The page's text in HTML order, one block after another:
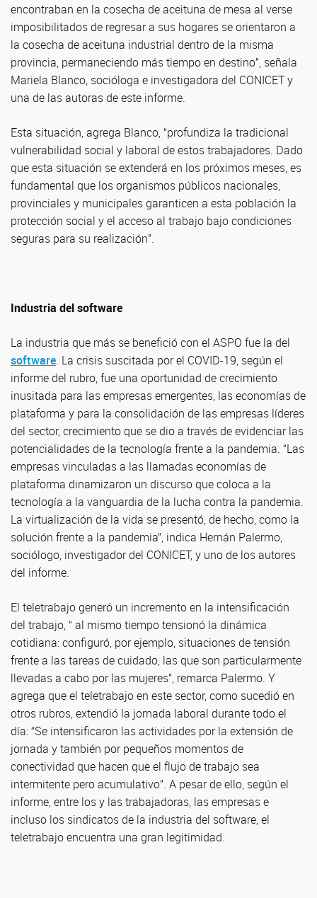
encontraban en la cosecha de aceituna de mesa al verse
imposibilitados de regresar a sus hogares se orientaron a
la cosecha de aceituna industrial dentro de la misma
provincia, permaneciendo más tiempo en destino”, señala
Mariela Blanco, socióloga e investigadora del CONICET y
una de las autoras de este informe.
Esta situación, agrega Blanco, “profundiza la tradicional
vulnerabilidad social y laboral de estos trabajadores. Dado
que esta situación se extenderá en los próximos meses, es
fundamental que los organismos públicos nacionales,
provinciales y municipales garanticen a esta población la
protección social y el acceso al trabajo bajo condiciones
seguras para su realización”.
Industria del software
La industria que más se benefició con el ASPO fue la del
software. La crisis suscitada por el COVID-19, según el
informe del rubro, fue una oportunidad de crecimiento
inusitada para las empresas emergentes, las economías de
plataforma y para la consolidación de las empresas líderes
del sector, crecimiento que se dio a través de evidenciar las
potencialidades de la tecnología frente a la pandemia. “Las
empresas vinculadas a las llamadas economías de
plataforma dinamizaron un discurso que coloca a la
tecnología a la vanguardia de la lucha contra la pandemia.
La virtualización de la vida se presentó, de hecho, como la
solución frente a la pandemia”, indica Hernán Palermo,
sociólogo, investigador del CONICET, y uno de los autores
del informe.
El teletrabajo generó un incremento en la intensificación
del trabajo, “ al mismo tiempo tensionó la dinámica
cotidiana: configuró, por ejemplo, situaciones de tensión
frente a las tareas de cuidado, las que son particularmente
llevadas a cabo por las mujeres”, remarca Palermo. Y
agrega que el teletrabajo en este sector, como sucedió en
otros rubros, extendió la jornada laboral durante todo el
día: “Se intensificaron las actividades por la extensión de
jornada y también por pequeños momentos de
conectividad que hacen que el flujo de trabajo sea
intermitente pero acumulativo”. A pesar de ello, según el
informe, entre los y las trabajadoras, las empresas e
incluso los sindicatos de la industria del software, el
teletrabajo encuentra una gran legitimidad.